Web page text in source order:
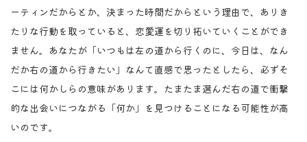
ーティンだからとか、決まった時間だからという理由で、ありき
たりな行動を取っていると、恋愛運を切り拓いていくことができ
ません。あなたが「いつもは左の道から行くのに、今日は、なん
だか右の道から行きたい」なんて直感で思ったとしたら、必ずそ
こには何かしらの意味があります。たまたま選んだ右の道で衝撃
的な出会いにつながる「何か」を見つけることになる可能性が高
いのです。